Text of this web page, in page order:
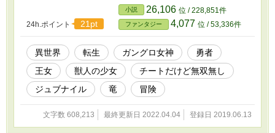
わ、もう大変！！ 僕は『家族と楽しく平和に
暮らせる普通の幸せ』を望んだだけなのに、ど
うしてこうなるの！？ ◇◆◇◆◇◆◇◆◇
――前世で大人になれなかった少年は、新たな
世界で幸せを求める。 しかし、『幸せになり
たい』という夢をかなえるの難しさを、彼はま
だ知らない。 自分自身の幸せを追い求める少
年は、やがて世界に幸せをもたらす『勇者』と
なる―― ◇◆◇◆◇◆◇◆◇ 本文中＆表紙の
イラストはへるにゃー様よりご提供戴いたもの
です（掲載許可済）。 へるにゃー様のＨＰ：
http://syakewokuwaeta.bake-neko.net/ -------------
24h.ポイント 21pt
小説 26,106 位 / 228,851件
ファンタジー 4,077 位 / 53,336件
異世界 転生 ガングロ女神
勇者
王女
獣人の少女
チートだけど無双無し
ジュブナイル
竜 冒険
文字数 608,213 最終更新日 2022.04.04 登録日 2019.06.13